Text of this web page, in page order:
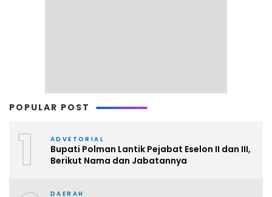
POPULAR POST
1 ADVETORIAL
Bupati Polman Lantik Pejabat Eselon II dan III,
Berikut Nama dan Jabatannya
DAERAH